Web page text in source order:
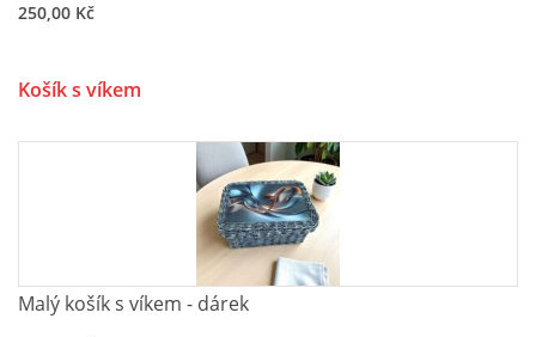
250,00 Kč
Košík s víkem
Malý košík s víkem - dárek